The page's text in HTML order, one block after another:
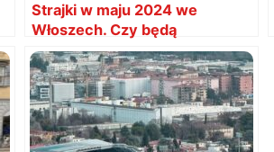
Strajki w maju 2024 we
Włoszech. Czy będą
utrudnienia? Daty